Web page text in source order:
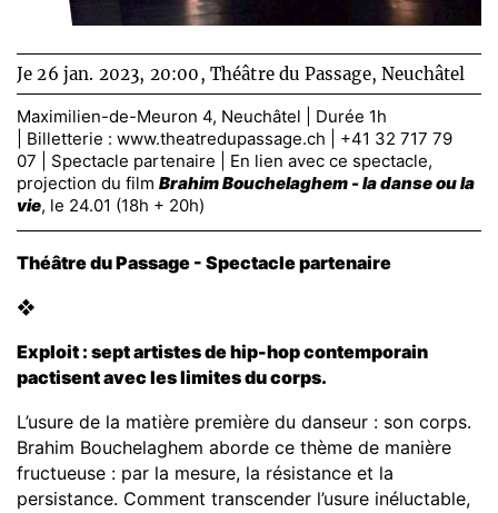
Je 26 jan. 2023, 20:00, Théâtre du Passage, Neuchâtel
Maximilien-de-Meuron 4, Neuchâtel | Durée 1h
| Billetterie : www.theatredupassage.ch | +41 32 717 79
07 | Spectacle partenaire | En lien avec ce spectacle,
projection du film Brahim Bouchelaghem - la danse ou la
vie, le 24.01 (18h + 20h)
Théâtre du Passage - Spectacle partenaire
❖
Exploit : sept artistes de hip-hop contemporain
pactisent avec les limites du corps.
L’usure de la matière première du danseur : son corps.
Brahim Bouchelaghem aborde ce thème de manière
fructueuse : par la mesure, la résistance et la
persistance. Comment transcender l’usure inéluctable,